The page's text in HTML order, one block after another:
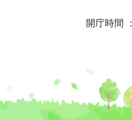
開庁時間 ：